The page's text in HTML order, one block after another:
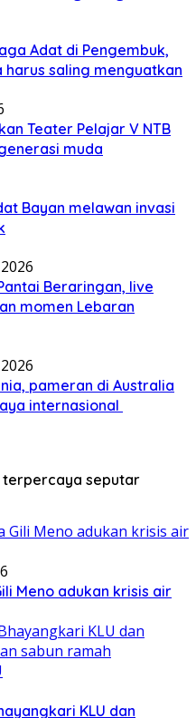
Adat di Pengembuk,
saling menguatkan
Teater Pelajar V NTB
muda
Bayan melawan invasi
Beraringan, live
momen Lebaran
pameran di Australia
internasional
seputar
Meno adukan krisis air
KLU dan